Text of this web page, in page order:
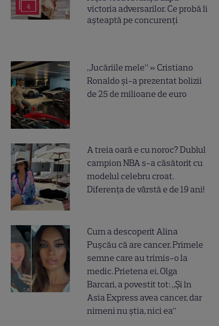
4
victoria adversarilor. Ce probă îi
așteaptă pe concurenți
„Jucăriile mele” » Cristiano
Ronaldo și-a prezentat bolizii
de 25 de milioane de euro
A treia oară e cu noroc? Dublul
campion NBA s-a căsătorit cu
modelul celebru croat.
Diferența de vârstă e de 19 ani!
Cum a descoperit Alina
Pușcău că are cancer. Primele
semne care au trimis-o la
medic. Prietena ei, Olga
Barcari, a povestit tot: „Și în
Asia Express avea cancer, dar
nimeni nu știa, nici ea”